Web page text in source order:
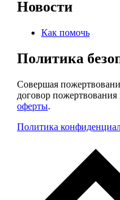
Новости
Как помочь
Политика
Совершая
договор пожертвования
оферты.
Политика